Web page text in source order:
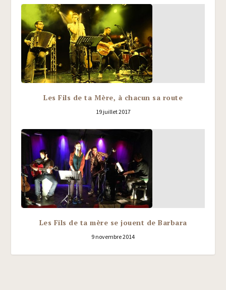
Les Fils de ta Mère, à chacun sa route
19 juillet 2017
Les Fils de ta mère se jouent de Barbara
9 novembre 2014